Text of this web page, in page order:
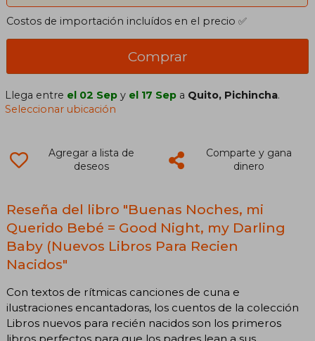
Costos de importación incluídos en el precio ✅
Comprar
Llega entre el 02 Sep y el 17 Sep a Quito, Pichincha.
Seleccionar ubicación
Agregar a lista de
deseos
Comparte y gana
dinero
Reseña del libro "Buenas Noches, mi
Querido Bebé = Good Night, my Darling
Baby (Nuevos Libros Para Recien
Nacidos"
Con textos de rítmicas canciones de cuna e
ilustraciones encantadoras, los cuentos de la colección
Libros nuevos para recién nacidos son los primeros